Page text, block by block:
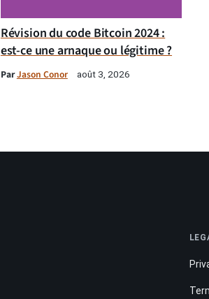
Révision du code Bitcoin 2024 :
est-ce une arnaque ou légitime ?
ParJason Conor août 3, 2026